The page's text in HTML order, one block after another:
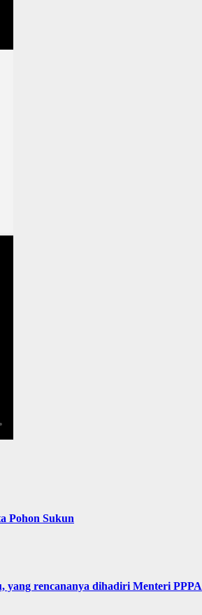
Pohon Sukun
yang rencananya dihadiri Menteri PPPA